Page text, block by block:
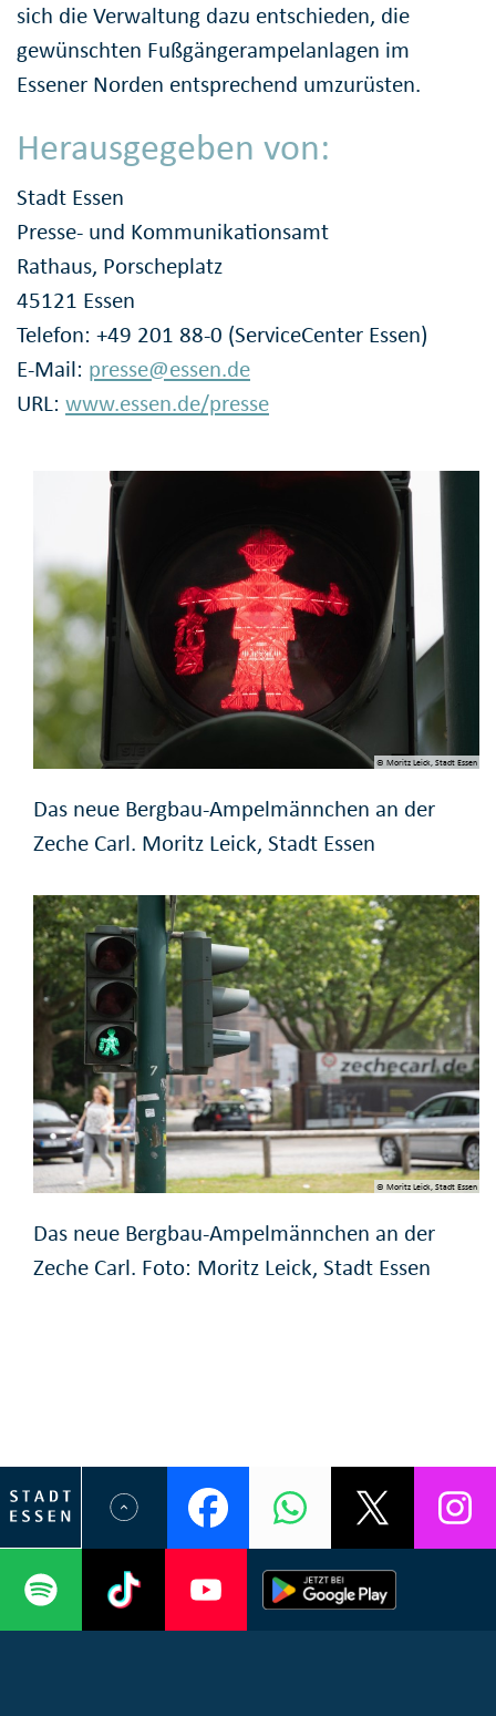
sich die Verwaltung dazu entschieden, die
gewünschten Fußgängerampelanlagen im
Essener Norden entsprechend umzurüsten.
Herausgegeben von:
Stadt Essen
Presse- und Kommunikationsamt
Rathaus, Porscheplatz
45121 Essen
Telefon: +49 201 88-0 (ServiceCenter Essen)
E-Mail: presse@essen.de
URL: www.essen.de/presse
© Moritz Leick, Stadt Essen
Das neue Bergbau-Ampelmännchen an der
Zeche Carl. Moritz Leick, Stadt Essen
© Moritz Leick, Stadt Essen
Das neue Bergbau-Ampelmännchen an der
Zeche Carl. Foto: Moritz Leick, Stadt Essen